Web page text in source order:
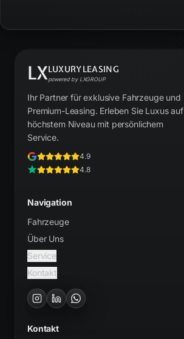
LXLUXURYLEASING
powered by LXGROUP
Ihr Partner für exklusive Fahrzeuge und
Premium-Leasing. Erleben Sie Luxus auf
höchstem Niveau mit persönlichem
Service.
4.9
4.8
Navigation
Fahrzeuge
Über Uns
Service
Kontakt
Kontakt